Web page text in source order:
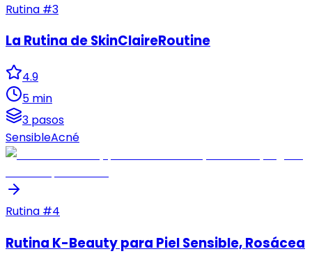
Rutina #3
La Rutina de SkinClaireRoutine
4.9
5 min
3 pasos
SensibleAcné
Rutina #4
Rutina K-Beauty para Piel Sensible, Rosácea